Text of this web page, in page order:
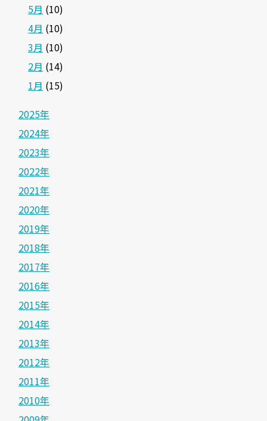
5月 (10)
4月 (10)
3月 (10)
2月 (14)
1月 (15)
2025年
2024年
2023年
2022年
2021年
2020年
2019年
2018年
2017年
2016年
2015年
2014年
2013年
2012年
2011年
2010年